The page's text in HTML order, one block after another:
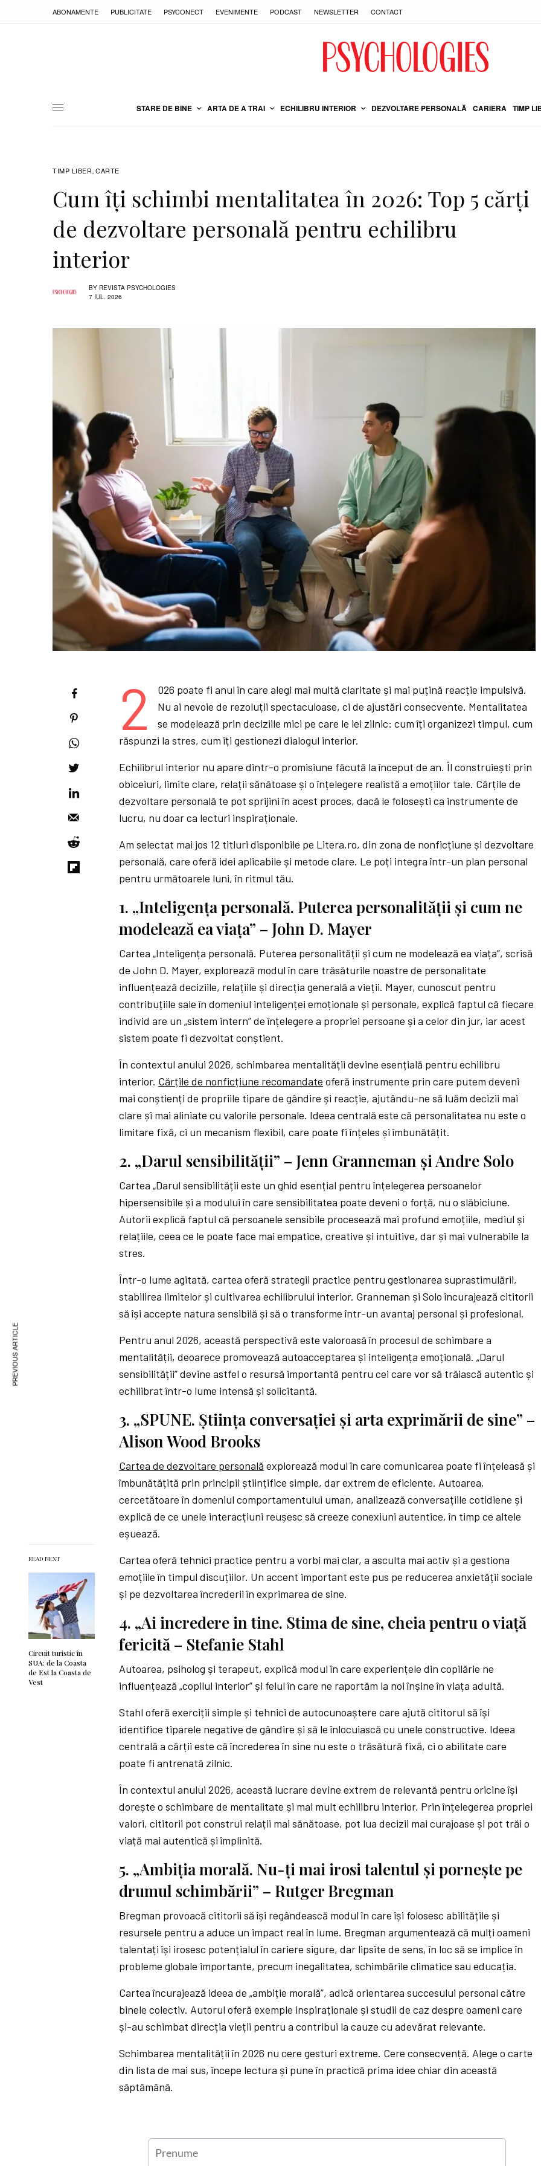
ABONAMENTE PUBLICITATE PSYCONECT EVENIMENTE PODCAST NEWSLETTER CONTACT
STARE DE BINE ARTA DE A TRAI ECHILIBRU INTERIOR DEZVOLTARE PERSONALĂ CARIERA TIMP
TIMP LIBER, CARTE
Cum îți schimbi mentalitatea în 2026: Top 5 cărți
de dezvoltare personală pentru echilibru
interior
BY REVISTA PSYCHOLOGIES
7 IUL. 2026
READ NEXT
Circuit turistic în
SUA: de la Coasta
de Est la Coasta de
Vest
2
026 poate fi anul în care alegi mai multă claritate și mai puțină reacție impulsivă.
Nu ai nevoie de rezoluții spectaculoase, ci de ajustări consecvente. Mentalitatea
se modelează prin deciziile mici pe care le iei zilnic: cum îți organizezi timpul, cum
răspunzi la stres, cum îți gestionezi dialogul interior.
Echilibrul interior nu apare dintr-o promisiune făcută la început de an. Îl construiești prin
obiceiuri, limite clare, relații sănătoase și o înțelegere realistă a emoțiilor tale. Cărțile de
dezvoltare personală te pot sprijini în acest proces, dacă le folosești ca instrumente de
lucru, nu doar ca lecturi inspiraționale.
Am selectat mai jos 12 titluri disponibile pe Litera.ro, din zona de nonficțiune și dezvoltare
personală, care oferă idei aplicabile și metode clare. Le poți integra într-un plan personal
pentru următoarele luni, în ritmul tău.
1. „Inteligența personală. Puterea personalității și cum ne
modelează ea viața” – John D. Mayer
Cartea „Inteligența personală. Puterea personalității și cum ne modelează ea viața”, scrisă
de John D. Mayer, explorează modul în care trăsăturile noastre de personalitate
influențează deciziile, relațiile și direcția generală a vieții. Mayer, cunoscut pentru
contribuțiile sale în domeniul inteligenței emoționale și personale, explică faptul că fiecare
individ are un „sistem intern” de înțelegere a propriei persoane și a celor din jur, iar acest
sistem poate fi dezvoltat conștient.
În contextul anului 2026, schimbarea mentalității devine esențială pentru echilibru
interior. Cărțile de nonficțiune recomandate oferă instrumente prin care putem deveni
mai conștienți de propriile tipare de gândire și reacție, ajutându-ne să luăm decizii mai
clare și mai aliniate cu valorile personale. Ideea centrală este că personalitatea nu este o
limitare fixă, ci un mecanism flexibil, care poate fi înțeles și îmbunătățit.
2. „Darul sensibilității” – Jenn Granneman și Andre Solo
Cartea „Darul sensibilității este un ghid esențial pentru înțelegerea persoanelor
hipersensibile și a modului în care sensibilitatea poate deveni o forță, nu o slăbiciune.
Autorii explică faptul că persoanele sensibile procesează mai profund emoțiile, mediul și
relațiile, ceea ce le poate face mai empatice, creative și intuitive, dar și mai vulnerabile la
stres.
Într-o lume agitată, cartea oferă strategii practice pentru gestionarea suprastimulării,
stabilirea limitelor și cultivarea echilibrului interior. Granneman și Solo încurajează cititorii
să își accepte natura sensibilă și să o transforme într-un avantaj personal și profesional.
Pentru anul 2026, această perspectivă este valoroasă în procesul de schimbare a
mentalității, deoarece promovează autoacceptarea și inteligența emoțională. „Darul
sensibilității” devine astfel o resursă importantă pentru cei care vor să trăiască autentic și
echilibrat într-o lume intensă și solicitantă.
3. „SPUNE. Știința conversației și arta exprimării de sine” –
Alison Wood Brooks
Cartea de dezvoltare personală explorează modul în care comunicarea poate fi înțeleasă și
îmbunătățită prin principii științifice simple, dar extrem de eficiente. Autoarea,
cercetătoare în domeniul comportamentului uman, analizează conversațiile cotidiene și
explică de ce unele interacțiuni reușesc să creeze conexiuni autentice, în timp ce altele
eșuează.
Cartea oferă tehnici practice pentru a vorbi mai clar, a asculta mai activ și a gestiona
emoțiile în timpul discuțiilor. Un accent important este pus pe reducerea anxietății sociale
și pe dezvoltarea încrederii în exprimarea de sine.
4. „Ai incredere in tine. Stima de sine, cheia pentru o viață
fericită – Stefanie Stahl
Autoarea, psiholog și terapeut, explică modul în care experiențele din copilărie ne
influențează „copilul interior” și felul în care ne raportăm la noi înșine în viața adultă.
Stahl oferă exerciții simple și tehnici de autocunoaștere care ajută cititorul să își
identifice tiparele negative de gândire și să le înlocuiască cu unele constructive. Ideea
centrală a cărții este că încrederea în sine nu este o trăsătură fixă, ci o abilitate care
poate fi antrenată zilnic.
În contextul anului 2026, această lucrare devine extrem de relevantă pentru oricine își
dorește o schimbare de mentalitate și mai mult echilibru interior. Prin înțelegerea propriei
valori, cititorii pot construi relații mai sănătoase, pot lua decizii mai curajoase și pot trăi o
viață mai autentică și împlinită.
5. „Ambiția morală. Nu-ți mai irosi talentul și pornește pe
drumul schimbării” – Rutger Bregman
Bregman provoacă cititorii să își regândească modul în care își folosesc abilitățile și
resursele pentru a aduce un impact real în lume. Bregman argumentează că mulți oameni
talentați își irosesc potențialul în cariere sigure, dar lipsite de sens, în loc să se implice în
probleme globale importante, precum inegalitatea, schimbările climatice sau educația.
Cartea încurajează ideea de „ambiție morală”, adică orientarea succesului personal către
binele colectiv. Autorul oferă exemple inspiraționale și studii de caz despre oameni care
și-au schimbat direcția vieții pentru a contribui la cauze cu adevărat relevante.
Schimbarea mentalității în 2026 nu cere gesturi extreme. Cere consecvență. Alege o carte
din lista de mai sus, începe lectura și pune în practică prima idee chiar din această
săptămână.
PREVIOUS ARTICLE